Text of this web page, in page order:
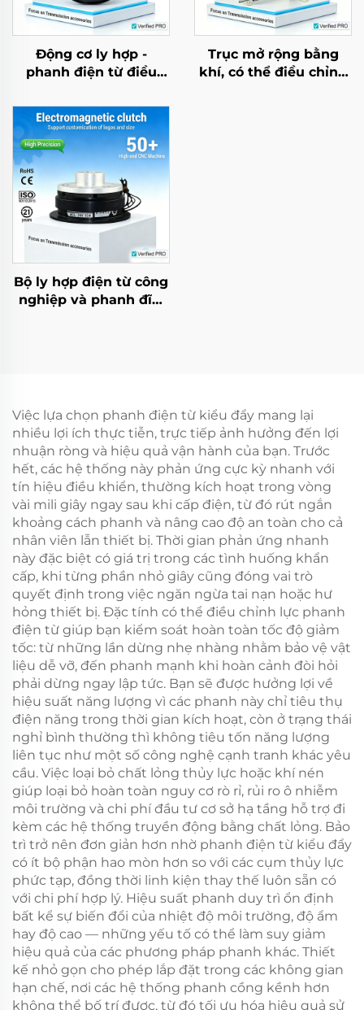
Động cơ ly hợp -
phanh điện từ điều
TJ-C, 24 VDC, 8 W, có
bạc đạn, dùng cho
máy móc dệt
Trục mở rộng bằng
khí, có thể điều chỉnh
Bộ ly hợp điện từ công
nghiệp và phanh đĩa,
Việc lựa chọn phanh điện từ kiểu đẩy mang lại
nhiều lợi ích thực tiễn, trực tiếp ảnh hưởng đến lợi
nhuận ròng và hiệu quả vận hành của bạn. Trước
hết, các hệ thống này phản ứng cực kỳ nhanh với
tín hiệu điều khiển, thường kích hoạt trong vòng
vài mili giây ngay sau khi cấp điện, từ đó rút ngắn
khoảng cách phanh và nâng cao độ an toàn cho cả
nhân viên lẫn thiết bị. Thời gian phản ứng nhanh
này đặc biệt có giá trị trong các tình huống khẩn
cấp, khi từng phần nhỏ giây cũng đóng vai trò
quyết định trong việc ngăn ngừa tai nạn hoặc hư
hỏng thiết bị. Đặc tính có thể điều chỉnh lực phanh
điện từ giúp bạn kiểm soát hoàn toàn tốc độ giảm
tốc: từ những lần dừng nhẹ nhàng nhằm bảo vệ vật
liệu dễ vỡ, đến phanh mạnh khi hoàn cảnh đòi hỏi
phải dừng ngay lập tức. Bạn sẽ được hưởng lợi về
hiệu suất năng lượng vì các phanh này chỉ tiêu thụ
điện năng trong thời gian kích hoạt, còn ở trạng thái
nghỉ bình thường thì không tiêu tốn năng lượng
liên tục như một số công nghệ cạnh tranh khác yêu
cầu. Việc loại bỏ chất lỏng thủy lực hoặc khí nén
giúp loại bỏ hoàn toàn nguy cơ rò rỉ, rủi ro ô nhiễm
môi trường và chi phí đầu tư cơ sở hạ tầng hỗ trợ đi
kèm các hệ thống truyền động bằng chất lỏng. Bảo
trì trở nên đơn giản hơn nhờ phanh điện từ kiểu đẩy
có ít bộ phận hao mòn hơn so với các cụm thủy lực
phức tạp, đồng thời linh kiện thay thế luôn sẵn có
với chi phí hợp lý. Hiệu suất phanh duy trì ổn định
bất kể sự biến đổi của nhiệt độ môi trường, độ ẩm
hay độ cao — những yếu tố có thể làm suy giảm
hiệu quả của các phương pháp phanh khác. Thiết
kế nhỏ gọn cho phép lắp đặt trong các không gian
hạn chế, nơi các hệ thống phanh cồng kềnh hơn
không thể bố trí được, từ đó tối ưu hóa hiệu quả sử